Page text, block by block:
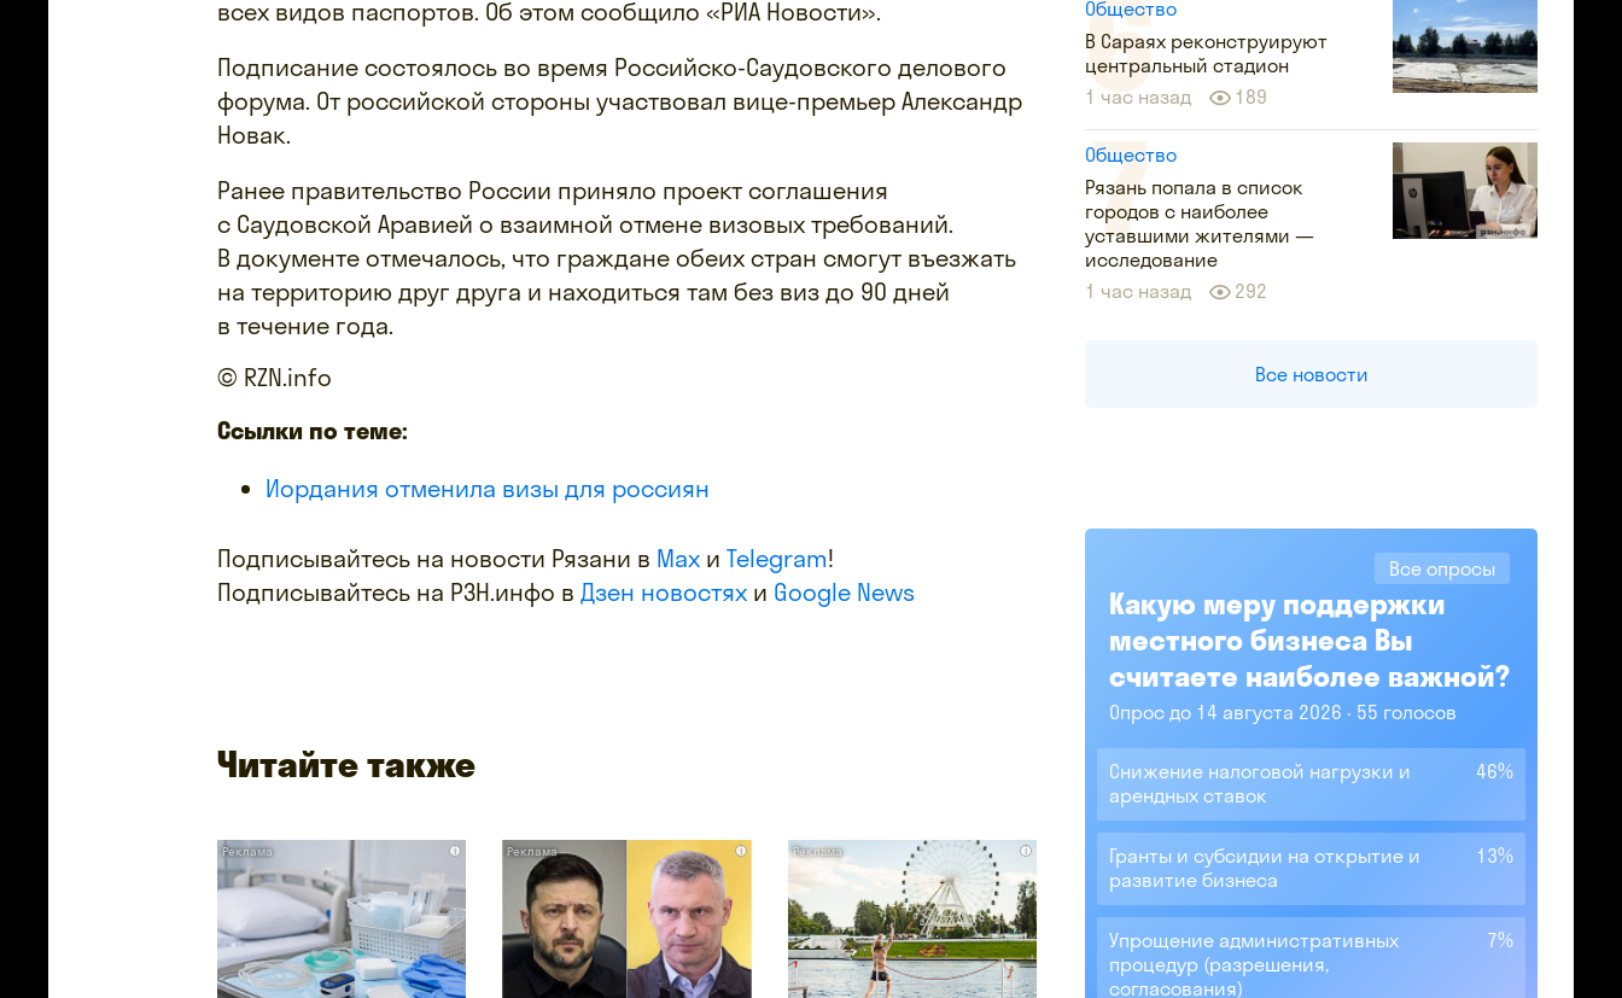
всех видов паспортов. Об этом сообщило «РИА Новости».
Подписание состоялось во время Российско-Саудовского делового
форума. От российской стороны участвовал вице-премьер Александр
Новак.
Ранее правительство России приняло проект соглашения
с Саудовской Аравией о взаимной отмене визовых требований.
В документе отмечалось, что граждане обеих стран смогут въезжать
на территорию друг друга и находиться там без виз до 90 дней
в течение года.
© RZN.info
Ссылки по теме:
Иордания отменила визы для россиян
Подписывайтесь на новости Рязани в Max и Telegram!
Подписывайтесь на РЗН.инфо в Дзен новостях и Google News
Читайте также
i i i
Общество
В Сараях реконструируют
центральный стадион
1 час назад
189
Общество
Рязань попала в список
городов с наиболее
уставшими жителями —
исследование
1 час назад
292
Все новости
Все опросы
Какую меру поддержки
местного бизнеса Вы
считаете наиболее важной?
Опрос до 14 августа 2026 55 голосов
Снижение налоговой нагрузки и
арендных ставок
46%
Гранты и субсидии на открытие и
развитие бизнеса
13%
Упрощение административных
процедур (разрешения,
согласования)
7%